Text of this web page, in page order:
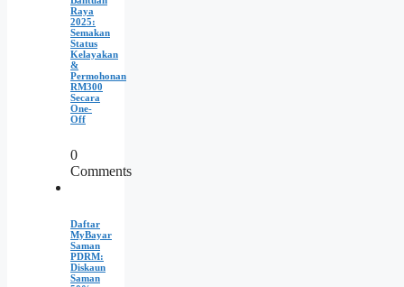
Raya
2025:
Semakan
Status
Kelayakan
&
Permohonan
RM300
Secara
One-
Off
0
Comments
Daftar
MyBayar
Saman
PDRM:
Diskaun
Saman